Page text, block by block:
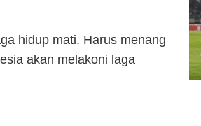
hidup mati. Harus menang
akan melakoni laga